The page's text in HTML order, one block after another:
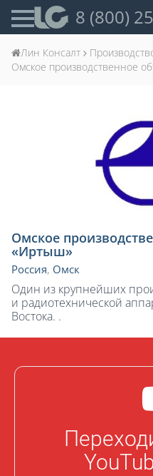
8 (800)
Лин Консалт
Омское производственное
Омское
«Иртыш»
Россия, Омск
Один из крупнейших
и радиотехнической
Востока. .